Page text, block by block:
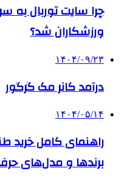
چرا سایت توربال به
ورزشکاران شد؟
۱۴۰۴/۰۹/۲۳
درآمد کانر مک گرگور
۱۴۰۴/۰۵/۱۴
راهنمای کامل خرید
برندها و مدل‌های